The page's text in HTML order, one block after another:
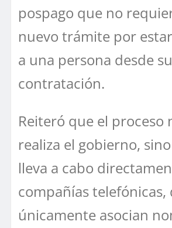
pospago que no
nuevo trámite por
a una persona desde su
contratación.
Reiteró que el proceso
realiza el gobierno,
lleva a cabo
compañías telefónicas,
únicamente asocian